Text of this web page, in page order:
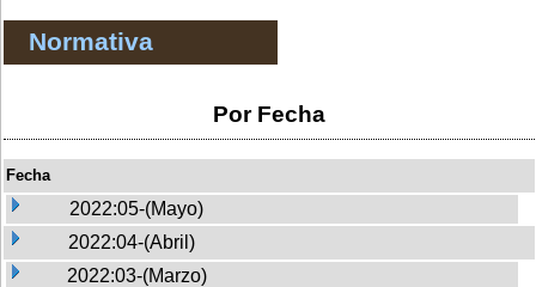
Normativa
Por Fecha
Fecha
2022:05-(Mayo)
2022:04-(Abril)
2022:03-(Marzo)